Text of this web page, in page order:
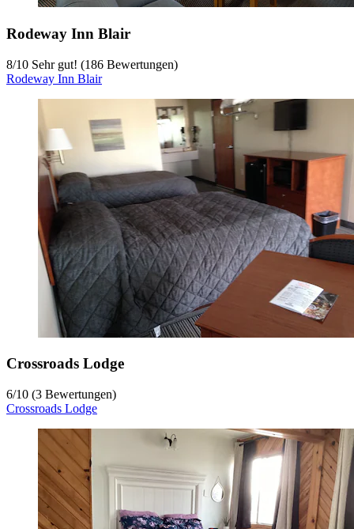
Rodeway Inn Blair
8/10 Sehr gut! (186 Bewertungen)
Rodeway Inn Blair
Crossroads Lodge
6/10 (3 Bewertungen)
Crossroads Lodge